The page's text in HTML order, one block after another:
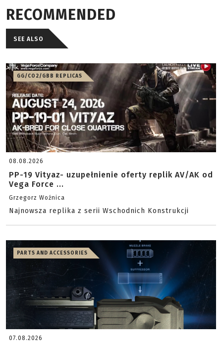
RECOMMENDED
SEE ALSO
GG/CO2/GBB REPLICAS
08.08.2026
PP-19 Vityaz- uzupełnienie oferty replik AV/AK od
Vega Force ...
Grzegorz Woźnica
Najnowsza replika z serii Wschodnich Konstrukcji
PARTS AND ACCESSORIES
07.08.2026